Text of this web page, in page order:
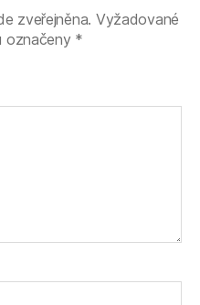
zveřejněna. Vyžadované
označeny *